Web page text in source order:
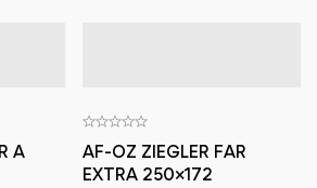
A
AF-OZ ZIEGLER FAR
EXTRA 250×172